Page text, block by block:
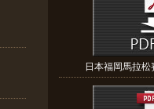
日本福岡馬拉